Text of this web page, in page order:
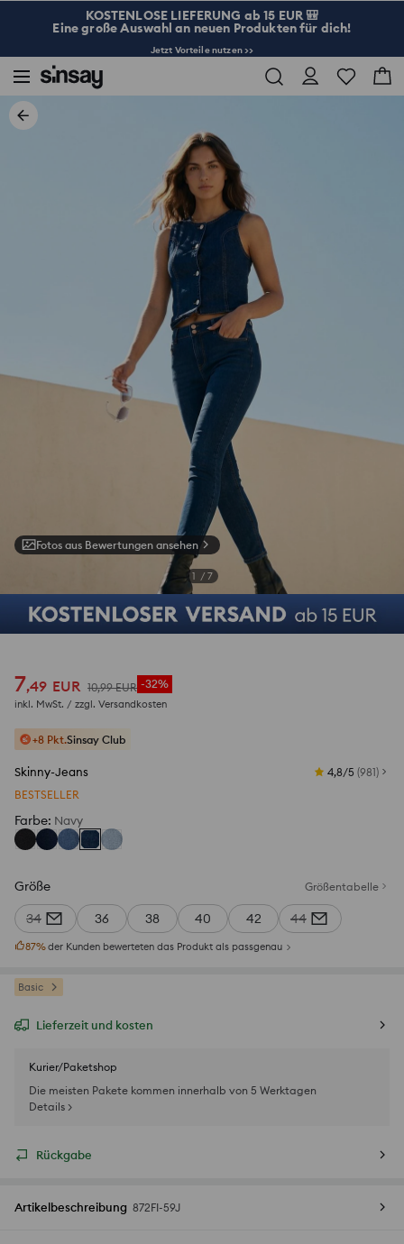
KOSTENLOSE LIEFERUNG ab 15 EUR 🎒
Eine große Auswahl an neuen Produkten für dich!
Jetzt Vorteile nutzen >>
Fotos aus Bewertungen ansehen
1 / 7
7,49 EUR 10,99 EUR -32%
inkl. MwSt. / zzgl. Versandkosten
+8 Pkt.Sinsay Club
Skinny-Jeans 4,8/5 (981)
BESTSELLER
Farbe: Navy
Größe Größentabelle
34 36 38 40 42 44
87%der Kunden bewerteten das Produkt als passgenau
Basic
Lieferzeit und kosten
Kurier/Paketshop
Die meisten Pakete kommen innerhalb von 5 Werktagen
Details >
Rückgabe
Artikelbeschreibung 872FI-59J